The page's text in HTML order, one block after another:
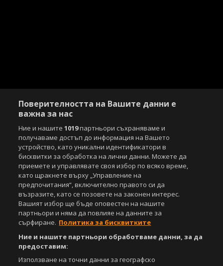
Поверителността на Вашите данни е
важна за нас
Ние и нашите1019партньори съхраняваме и
получаваме достъп до информация на Вашето
устройство, като уникални идентификатори в
бисквитки за обработка на лични данни. Можете да
приемете и управлявате своя избор по всяко време,
като щракнете върху „Управление на
предпочитания“, включително правото си да
възразите, като се позовете на законен интерес.
Вашият избор ще бъде оповестен на нашите
партньори и няма да повлияе на данните за
сърфиране. Политика за бисквитките
Ние и нашите партньори обработваме данни, за да
предоставим:
Използване на точни данни за географско